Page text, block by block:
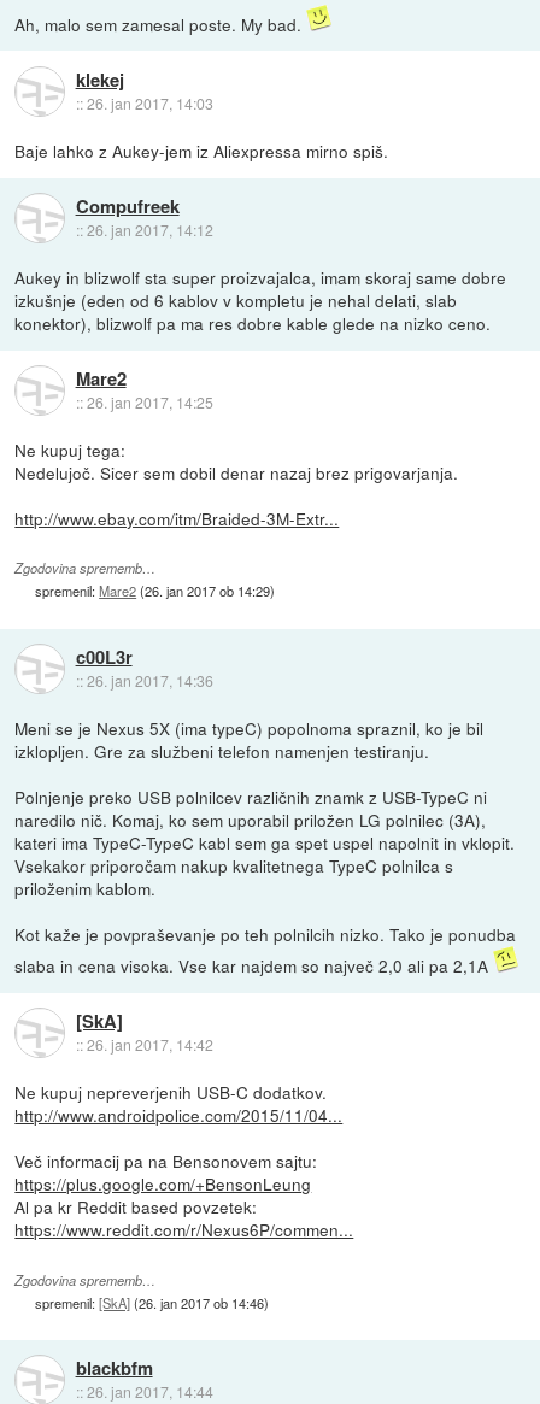
Ah, malo sem zamesal poste. My bad.
klekej
::26. jan 2017, 14:03
Baje lahko z Aukey-jem iz Aliexpressa mirno spiš.
Compufreek
::26. jan 2017, 14:12
Aukey in blizwolf sta super proizvajalca, imam skoraj same dobre
izkušnje (eden od 6 kablov v kompletu je nehal delati, slab
konektor), blizwolf pa ma res dobre kable glede na nizko ceno.
Mare2
::26. jan 2017, 14:25
Ne kupuj tega:
Nedelujoč. Sicer sem dobil denar nazaj brez prigovarjanja.
http://www.ebay.com/itm/Braided-3M-Extr...
Zgodovina sprememb…
spremenil:Mare2(26. jan 2017 ob 14:29)
c00L3r
::26. jan 2017, 14:36
Meni se je Nexus 5X (ima typeC) popolnoma spraznil, ko je bil
izklopljen. Gre za službeni telefon namenjen testiranju.
Polnjenje preko USB polnilcev različnih znamk z USB-TypeC ni
naredilo nič. Komaj, ko sem uporabil priložen LG polnilec (3A),
kateri ima TypeC-TypeC kabl sem ga spet uspel napolnit in vklopit.
Vsekakor priporočam nakup kvalitetnega TypeC polnilca s
priloženim kablom.
Kot kaže je povpraševanje po teh polnilcih nizko. Tako je ponudba
slaba in cena visoka. Vse kar najdem so največ 2,0 ali pa 2,1A
[SkA]
::26. jan 2017, 14:42
Ne kupuj nepreverjenih USB-C dodatkov.
http://www.androidpolice.com/2015/11/04...
Več informacij pa na Bensonovem sajtu:
https://plus.google.com/+BensonLeung
Al pa kr Reddit based povzetek:
https://www.reddit.com/r/Nexus6P/commen...
Zgodovina sprememb…
spremenil:[SkA](26. jan 2017 ob 14:46)
blackbfm
::26. jan 2017, 14:44